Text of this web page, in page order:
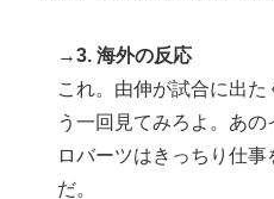
→3. 海外の反応
これ。由伸が試合に出
う一回見てみろよ。あの
ロバーツはきっちり仕
だ。